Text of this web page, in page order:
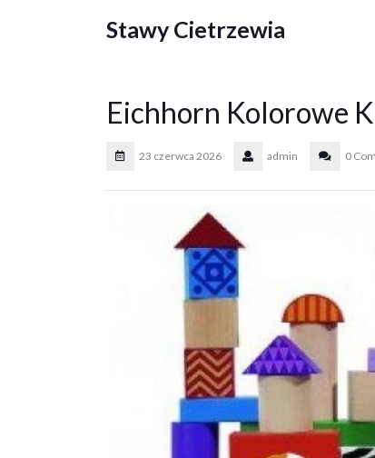
Stawy Cietrzewia
Eichhorn Kolorowe
23 czerwca 2026 admin 0